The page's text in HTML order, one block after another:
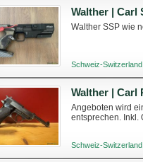
Walther | Carl
Walther SSP wie
Schweiz-
Walther | Carl
Angeboten wird
entsprechen. Inkl.
Schweiz-